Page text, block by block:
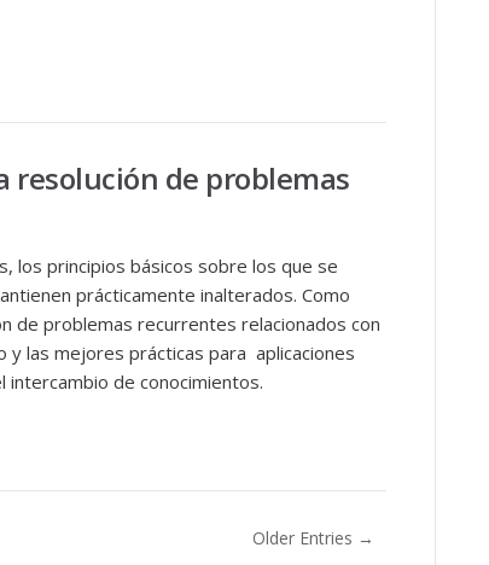
resolución de problemas
los principios básicos sobre los que se
prácticamente inalterados. Como
de problemas recurrentes relacionados con
las mejores prácticas para aplicaciones
de conocimientos.
Older Entries →